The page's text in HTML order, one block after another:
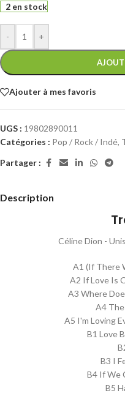
2 en stock
- +
Ajouter à mes favoris
UGS : 19802890011
Catégories : Pop / Rock / Indé,
Partager :
Description
Céline Dion -
A1 (If There
A2 If Love Is
A3 Where
A4
A5 I'm Loving
B1 Love
B3 I
B4 If We
B5